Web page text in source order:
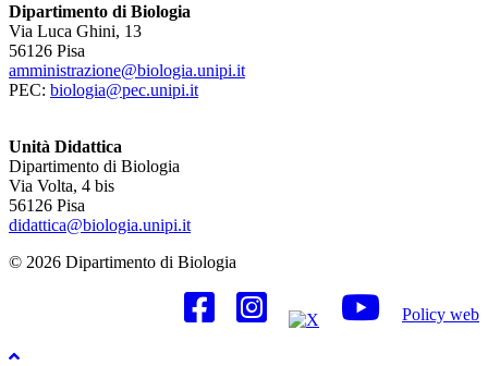
Dipartimento di Biologia
Via Luca Ghini, 13
56126 Pisa
amministrazione@biologia.unipi.it
PEC: biologia@pec.unipi.it
Unità Didattica
Dipartimento di Biologia
Via Volta, 4 bis
56126 Pisa
didattica@biologia.unipi.it
© 2026 Dipartimento di Biologia
Policy web